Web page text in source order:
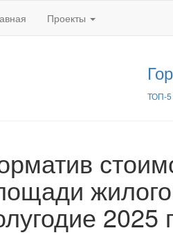
Проекты
ТОП-5